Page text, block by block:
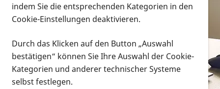
Infomaterial
Vorlesen
Alle Infomaterialien in verschiedenen
Formaten an einem Ort
indem Sie die entsprechenden Kategorien in den
Cookie-Einstellungen deaktivieren.
Durch das Klicken auf den Button „Auswahl
bestätigen“ können Sie Ihre Auswahl der Cookie-
Kategorien und anderer technischer Systeme
selbst festlegen.